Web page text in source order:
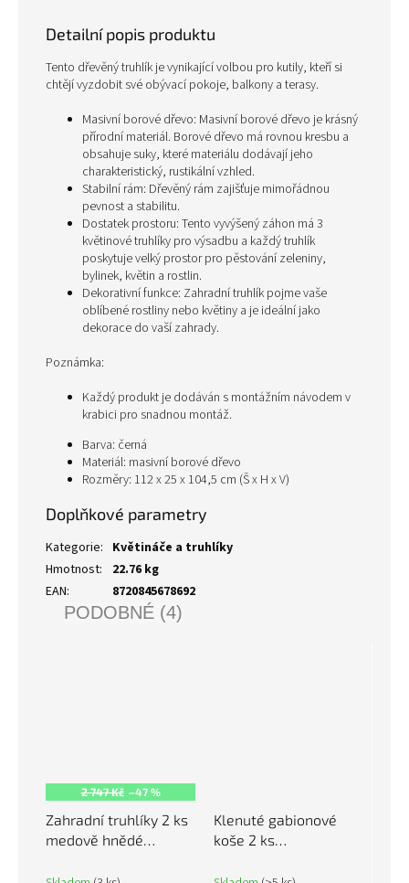
Detailní popis produktu
Tento dřevěný truhlík je vynikající volbou pro kutily, kteří si
chtějí vyzdobit své obývací pokoje, balkony a terasy.
Masivní borové dřevo: Masivní borové dřevo je krásný
přírodní materiál. Borové dřevo má rovnou kresbu a
obsahuje suky, které materiálu dodávají jeho
charakteristický, rustikální vzhled.
Stabilní rám: Dřevěný rám zajišťuje mimořádnou
pevnost a stabilitu.
Dostatek prostoru: Tento vyvýšený záhon má 3
květinové truhlíky pro výsadbu a každý truhlík
poskytuje velký prostor pro pěstování zeleniny,
bylinek, květin a rostlin.
Dekorativní funkce: Zahradní truhlík pojme vaše
oblíbené rostliny nebo květiny a je ideální jako
dekorace do vaší zahrady.
Poznámka:
Každý produkt je dodáván s montážním návodem v
krabici pro snadnou montáž.
Barva: černá
Materiál: masivní borové dřevo
Rozměry: 112 x 25 x 104,5 cm (Š x H x V)
Doplňkové parametry
Kategorie: Květináče a truhlíky
Hmotnost:
22.76 kg
EAN: 8720845678692
PODOBNÉ (4)
2 747 Kč –47 %
Zahradní truhlíky 2 ks
medově hnědé
Klenuté gabionové
koše 2 ks